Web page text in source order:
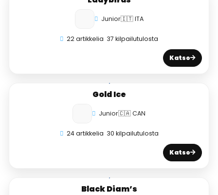
Junior🇮🇹 ITA
22 artikkelia 37 kilpailutulosta
Katso
Gold Ice
Junior🇨🇦 CAN
24 artikkelia 30 kilpailutulosta
Katso
Black Diam’s